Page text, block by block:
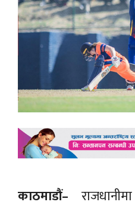
काठमाडौं–